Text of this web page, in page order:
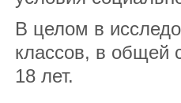
В целом в
классов, в общей
18 лет.